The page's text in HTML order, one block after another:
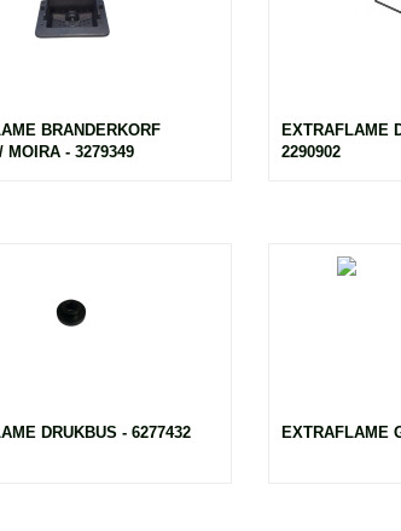
BRANDERKORF
MOIRA - 3279349
EXTRAFLAME
2290902
DRUKBUS - 6277432 EXTRAFLAME